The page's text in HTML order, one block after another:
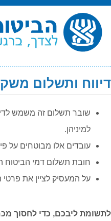
דיווח ותשלום
דיווח
בית
שובר תשלום זה משמש
למיניהן.
עובדים אלו מבוטחים על
חובת תשלום דמי הביטוח
על המעסיק לציין את
לתשומת ליבכם, כדי לחסוך